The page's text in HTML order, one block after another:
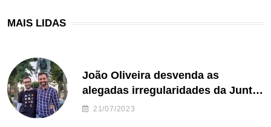
MAIS LIDAS
João Oliveira desvenda as
alegadas irregularidades da Junta
de Freguesia S. João de Ver
21/07/2023